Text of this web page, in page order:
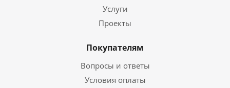
Услуги
Проекты
Покупателям
Вопросы и ответы
Условия оплаты